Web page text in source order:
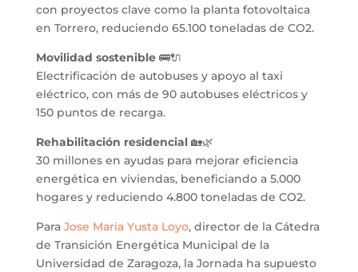
con proyectos clave como la planta fotovoltaica
en Torrero, reduciendo 65.100 toneladas de CO2.
Movilidad sostenible🚌🔌
Electrificación de autobuses y apoyo al taxi
eléctrico, con más de 90 autobuses eléctricos y
150 puntos de recarga.
Rehabilitación residencial🏡🌿
30 millones en ayudas para mejorar eficiencia
energética en viviendas, beneficiando a 5.000
hogares y reduciendo 4.800 toneladas de CO2.
Para Jose Maria Yusta Loyo, director de la Cátedra
de Transición Energética Municipal de la
Universidad de Zaragoza, la Jornada ha supuesto